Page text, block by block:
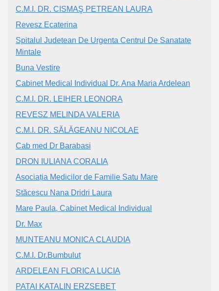
C.M.I. DR. CISMAŞ PETREAN LAURA
Revesz Ecaterina
Spitalul Judetean De Urgenta Centrul De Sanatate
Mintale
Buna Vestire
Cabinet Medical Individual Dr. Ana Maria Ardelean
C.M.I. DR. LEIHER LEONORA
REVESZ MELINDA VALERIA
C.M.I. DR. SĂLĂGEANU NICOLAE
Cab med Dr Barabasi
DRON IULIANA CORALIA
Asociația Medicilor de Familie Satu Mare
Stăcescu Nana Dridri Laura
Mare Paula, Cabinet Medical Individual
Dr. Max
MUNTEANU MONICA CLAUDIA
C.M.I. Dr.Bumbulut
ARDELEAN FLORICA LUCIA
PATAI KATALIN ERZSEBET